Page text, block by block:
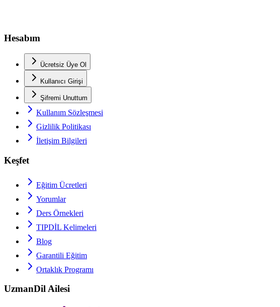
Hesabım
Ücretsiz Üye Ol
Kullanıcı Girişi
Şifremi Unuttum
Kullanım Sözleşmesi
Gizlilik Politikası
İletişim Bilgileri
Keşfet
Eğitim Ücretleri
Yorumlar
Ders Örnekleri
TIPDİL Kelimeleri
Blog
Garantili Eğitim
Ortaklık Programı
UzmanDil Ailesi